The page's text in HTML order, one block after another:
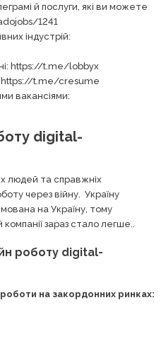
й послуги, які ви можете
1241
індустрій:
https://t.me/lobbyx
https://t.me/cresume
вакансіями:
digital-
людей та справжніх
через війну. Україну
на Україну, тому
зараз стало легше..
роботу digital-
на закордонних ринках: